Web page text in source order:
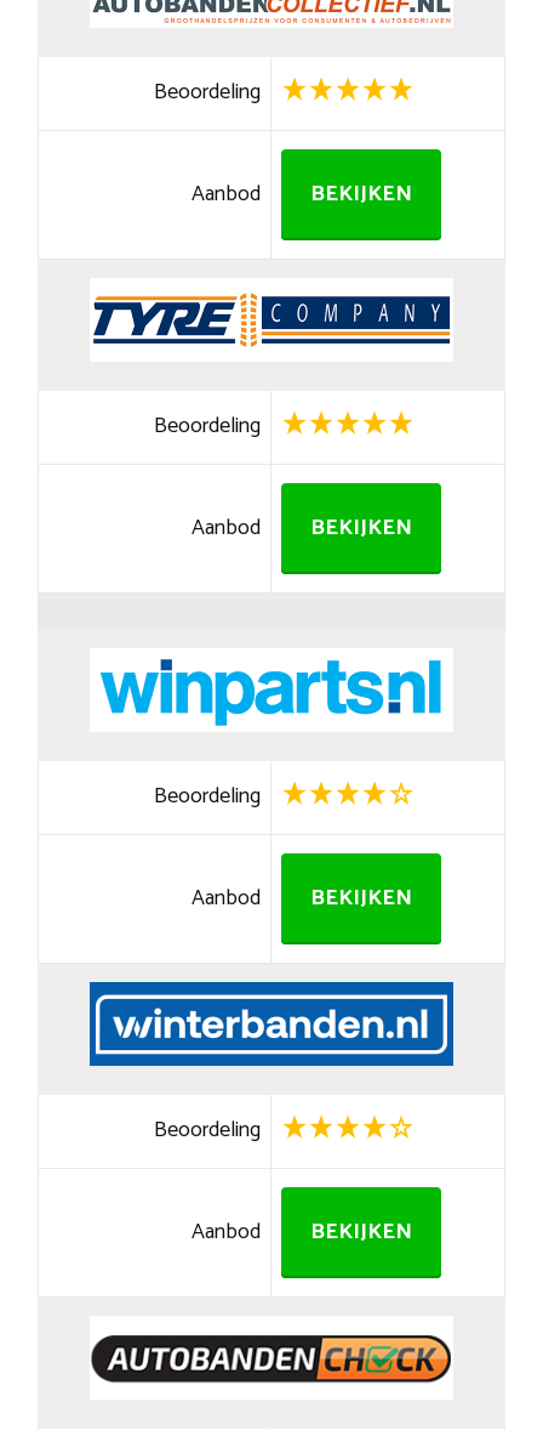
Beoordeling
Aanbod BEKIJKEN
Beoordeling
Aanbod BEKIJKEN
Beoordeling
Aanbod BEKIJKEN
Beoordeling
Aanbod BEKIJKEN